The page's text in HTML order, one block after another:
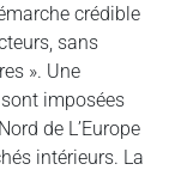
crédible
sans
». Une
imposées
de L’Europe
intérieurs. La